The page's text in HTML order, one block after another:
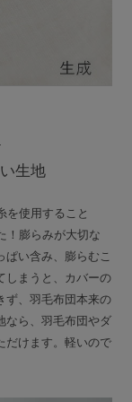
生地
を使用すること
！膨らみが大切な
ぱい含み、膨らむこ
しまうと、カバーの
ず、羽毛布団本来の
なら、羽毛布団やダ
だけます。軽いので